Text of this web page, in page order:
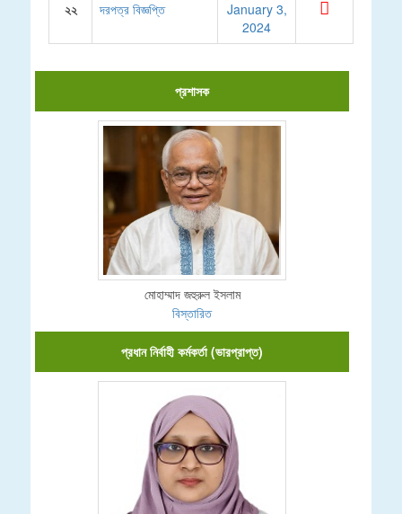
২২ দরপত্র বিজ্ঞপ্তি
January 3,
2024
প্রশাসক
মোহাম্মাদ জহুরুল ইসলাম
বিস্তারিত
প্রধান নির্বাহী কর্মকর্তা (ভারপ্রাপ্ত)